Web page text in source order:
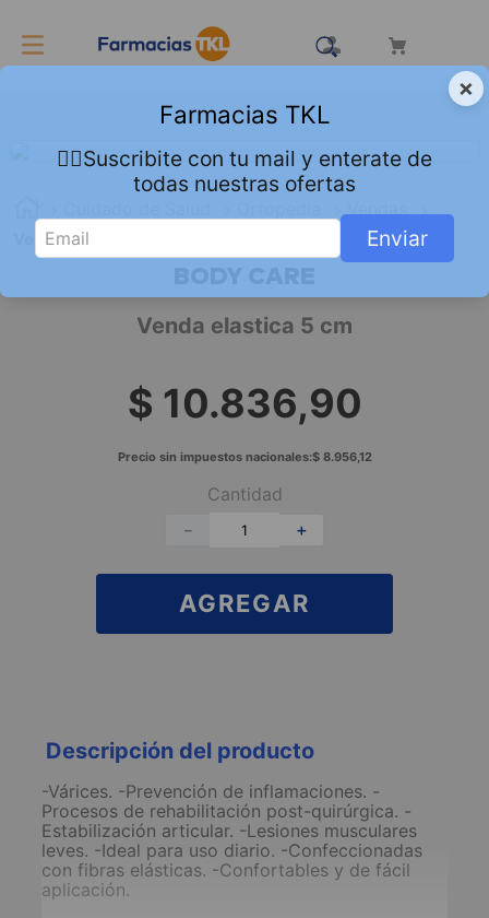
Venda elastica 5 cm
Venda elastica 5 cm
$ 10.836,90
Precio sin impuestos nacionales:$ 8.956,12
Cantidad
＋
－
AGREGAR
Descripción del producto
-Várices. -Prevención de inflamaciones. -
Procesos de rehabilitación post-quirúrgica. -
Estabilización articular. -Lesiones musculares
leves. -Ideal para uso diario. -Confeccionadas
con fibras elásticas. -Confortables y de fácil
aplicación.
×
Farmacias TKL
👇🏻Suscribite con tu mail y enterate de
todas nuestras ofertas
Enviar